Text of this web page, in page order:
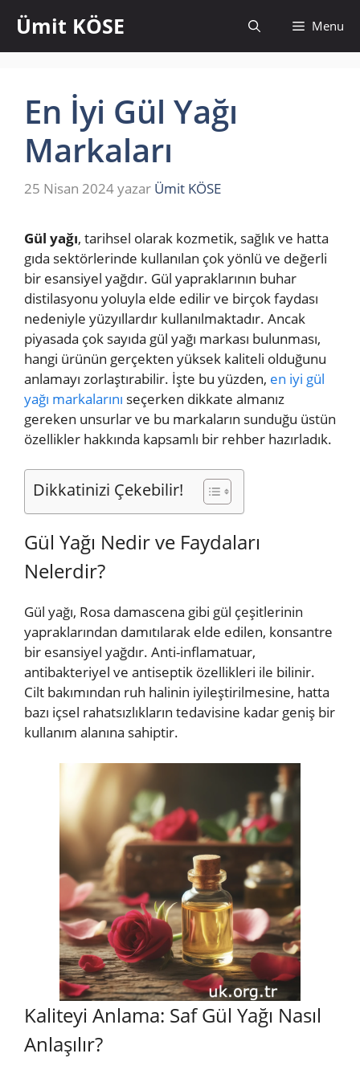
atlaÜmit KÖSE Menu
En İyi Gül Yağı
Markaları
25 Nisan 2024yazar Ümit KÖSE
Gül yağı, tarihsel olarak kozmetik, sağlık ve hatta
gıda sektörlerinde kullanılan çok yönlü ve değerli
bir esansiyel yağdır. Gül yapraklarının buhar
distilasyonu yoluyla elde edilir ve birçok faydası
nedeniyle yüzyıllardır kullanılmaktadır. Ancak
piyasada çok sayıda gül yağı markası bulunması,
hangi ürünün gerçekten yüksek kaliteli olduğunu
anlamayı zorlaştırabilir. İşte bu yüzden, en iyi gül
yağı markalarını seçerken dikkate almanız
gereken unsurlar ve bu markaların sunduğu üstün
özellikler hakkında kapsamlı bir rehber hazırladık.
Dikkatinizi Çekebilir!
Gül Yağı Nedir ve Faydaları
Nelerdir?
Gül yağı, Rosa damascena gibi gül çeşitlerinin
yapraklarından damıtılarak elde edilen, konsantre
bir esansiyel yağdır. Anti-inflamatuar,
antibakteriyel ve antiseptik özellikleri ile bilinir.
Cilt bakımından ruh halinin iyileştirilmesine, hatta
bazı içsel rahatsızlıkların tedavisine kadar geniş bir
kullanım alanına sahiptir.
Kaliteyi Anlama: Saf Gül Yağı Nasıl
Anlaşılır?